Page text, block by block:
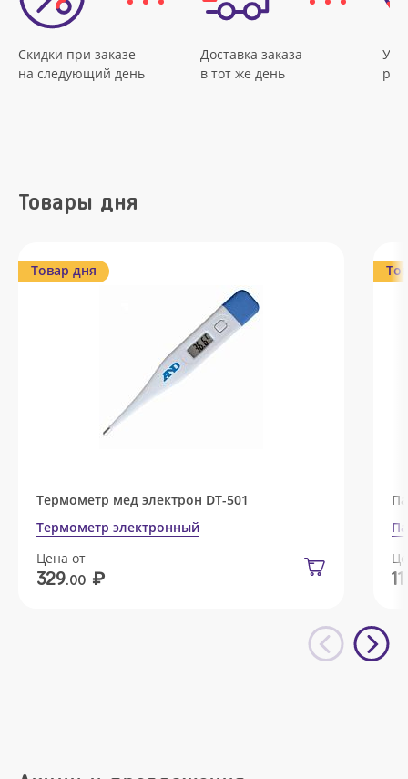
Скидки при заказе
на следующий день
Доставка заказа
в тот же день
Товары дня
Товар дня
Термометр мед электрон DT-501
Термометр электронный
Цена от
329.00 ₽ 11